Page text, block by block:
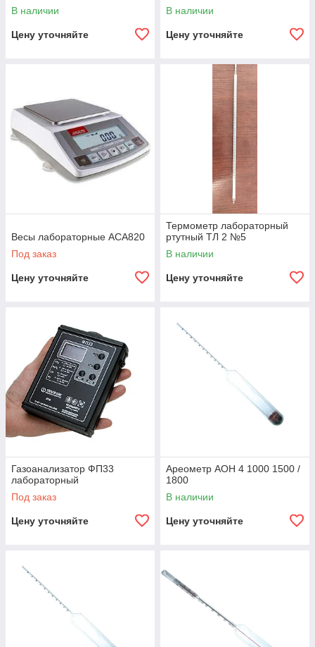
В наличии
Цену уточняйте
В наличии
Цену уточняйте
Весы лабораторные ACA820
Под заказ
Цену уточняйте
Термометр лабораторный
ртутный ТЛ 2 №5
В наличии
Цену уточняйте
Газоанализатор ФП33
лабораторный
Под заказ
Цену уточняйте
Ареометр АОН 4 1000 1500 /
1800
В наличии
Цену уточняйте